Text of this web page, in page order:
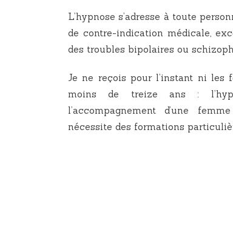
L’hypnose s’adresse à toute
de contre-indication médicale,
des troubles bipolaires ou
Je ne reçois pour l’instant ni les
moins de treize ans :
l’accompagnement d’une
nécessite des formations